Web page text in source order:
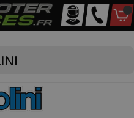
Mécaboite
du produit,
votre email.